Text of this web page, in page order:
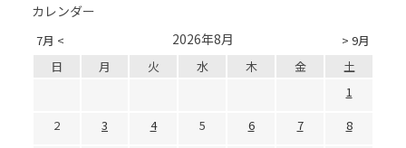
カレンダー
7月 < > 9月
2026年8月
日 月 火 水 木 金
土
1
2
3 4 5 6 7
8